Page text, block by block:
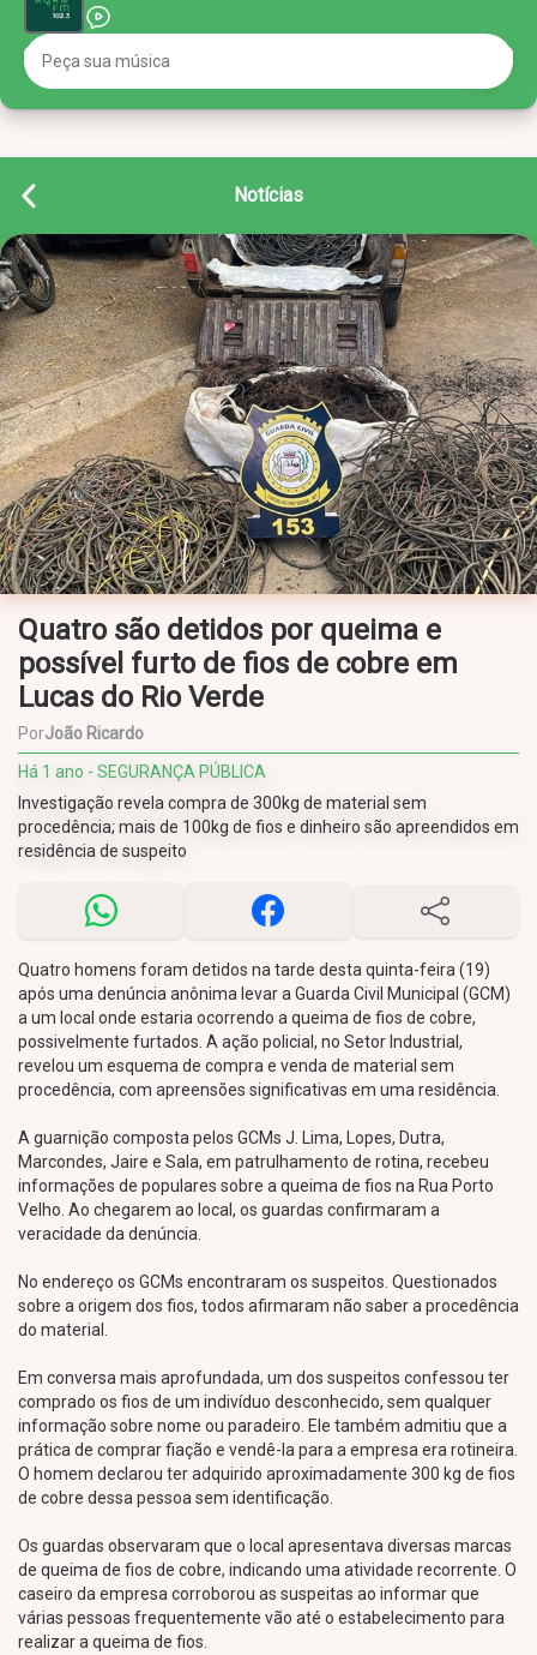
Notícias
Quatro são detidos por queima e
possível furto de fios de cobre em
Lucas do Rio Verde
PorJoão Ricardo
Há 1 ano - SEGURANÇA PÚBLICA
Investigação revela compra de 300kg de material sem
procedência; mais de 100kg de fios e dinheiro são apreendidos em
residência de suspeito
Quatro homens foram detidos na tarde desta quinta-feira (19)
após uma denúncia anônima levar a Guarda Civil Municipal (GCM)
a um local onde estaria ocorrendo a queima de fios de cobre,
possivelmente furtados. A ação policial, no Setor Industrial,
revelou um esquema de compra e venda de material sem
procedência, com apreensões significativas em uma residência.
A guarnição composta pelos GCMs J. Lima, Lopes, Dutra,
Marcondes, Jaire e Sala, em patrulhamento de rotina, recebeu
informações de populares sobre a queima de fios na Rua Porto
Velho. Ao chegarem ao local, os guardas confirmaram a
veracidade da denúncia.
No endereço os GCMs encontraram os suspeitos. Questionados
sobre a origem dos fios, todos afirmaram não saber a procedência
do material.
Em conversa mais aprofundada, um dos suspeitos confessou ter
comprado os fios de um indivíduo desconhecido, sem qualquer
informação sobre nome ou paradeiro. Ele também admitiu que a
prática de comprar fiação e vendê-la para a empresa era rotineira.
O homem declarou ter adquirido aproximadamente 300 kg de fios
de cobre dessa pessoa sem identificação.
Os guardas observaram que o local apresentava diversas marcas
de queima de fios de cobre, indicando uma atividade recorrente. O
caseiro da empresa corroborou as suspeitas ao informar que
várias pessoas frequentemente vão até o estabelecimento para
realizar a queima de fios.